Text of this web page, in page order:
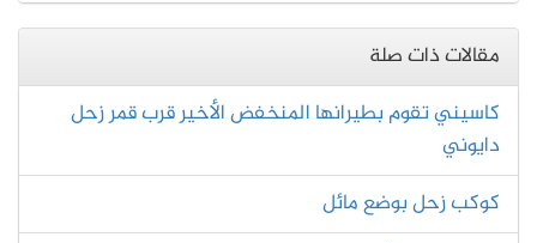
مقالات ذات صلة
كاسيني تقوم بطيرانها المنخفض الأخير قرب قمر زحل
دايوني
كوكب زحل بوضع مائل